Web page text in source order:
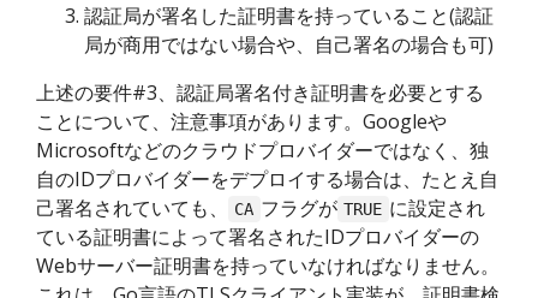
認証局が署名した証明書を持っていること(認証
局が商用ではない場合や、自己署名の場合も可)
上述の要件#3、認証局署名付き証明書を必要とする
ことについて、注意事項があります。Googleや
Microsoftなどのクラウドプロバイダーではなく、独
自のIDプロバイダーをデプロイする場合は、たとえ自
己署名されていても、
CA フラグが TRUE に設定され
ている証明書によって署名されたIDプロバイダーの
Webサーバー証明書を持っていなければなりません。